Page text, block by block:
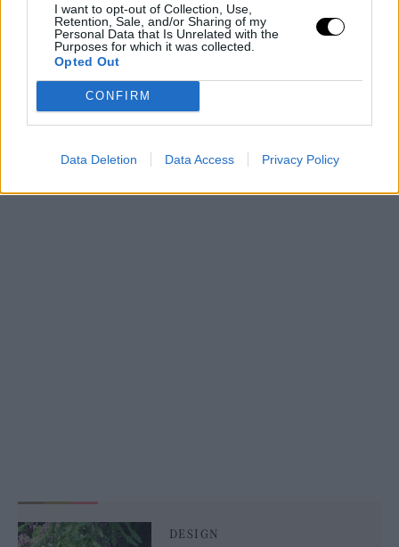
I want to opt-out of Collection, Use,
Retention, Sale, and/or Sharing of my
Personal Data that Is Unrelated with the
Purposes for which it was collected.
Opted Out
CONFIRM
Data Deletion Data Access Privacy Policy
κρυώσει καλά για τουλάχιστον 1 ώρα, ξεφορμάρουμε και
σερβίρουμε με έξτρα καρύδι και κανέλα.
Μπορείτε επίσης να αρωματίσετε τον χαλβά μελεμόνι(αντί για
πορτοκάλι) και να προσθέσετε στο σιρόπι 2-3 μοσχοκάρφια
DESIGN